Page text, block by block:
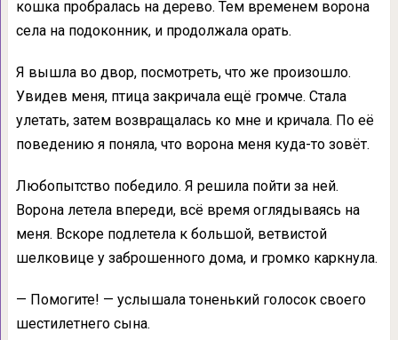
кошка пробралась на дерево. Тем временем ворона
села на подоконник, и продолжала орать.
Я вышла во двор, посмотреть, что же произошло.
Увидев меня, птица закричала ещё громче. Стала
улетать, затем возвращалась ко мне и кричала. По её
поведению я поняла, что ворона меня куда-то зовёт.
Любопытство победило. Я решила пойти за ней.
Ворона летела впереди, всё время оглядываясь на
меня. Вскоре подлетела к большой, ветвистой
шелковице у заброшенного дома, и громко каркнула.
— Помогите! — услышала тоненький голосок своего
шестилетнего сына.